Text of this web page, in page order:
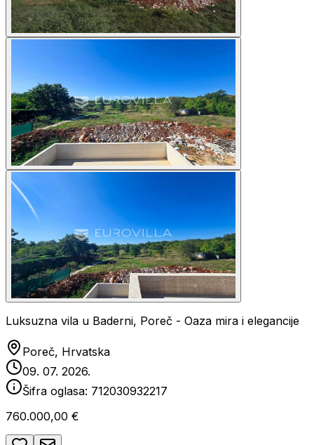
Luksuzna vila u Baderni, Poreč - Oaza mira i elegancije
Poreč, Hrvatska
09. 07. 2026.
Šifra oglasa: 712030932217
760.000,00 €